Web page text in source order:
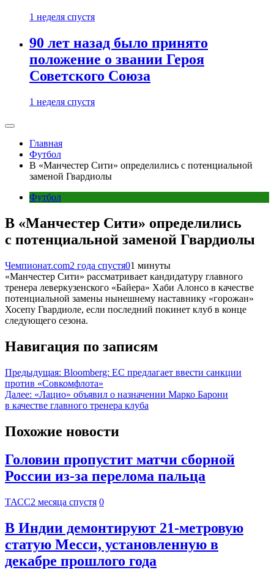
1 неделя спустя
90 лет назад было принято
положение о звании Героя
Советского Союза
1 неделя спустя
Главная
Футбол
В «Манчестер Сити» определились с потенциальной
заменой Гвардиолы
Футбол
В «Манчестер Сити» определились
с потенциальной заменой Гвардиолы
Чемпионат.com2 года спустя01 минуты
«Манчестер Сити» рассматривает кандидатуру главного
тренера леверкузенского «Байера» Хаби Алонсо в качестве
потенциальной замены нынешнему наставнику «горожан»
Хосепу Гвардиоле, если последний покинет клуб в конце
следующего сезона.
Навигация по записям
Предыдущая: Bloomberg: ЕС предлагает ввести санкции
против «Совкомфлота»
Далее: «Лацио» объявил о назначении Марко Барони
в качестве главного тренера клуба
Похожие новости
Головин пропустит матчи сборной
России из-за перелома пальца
ТАСС2 месяца спустя 0
В Индии демонтируют 21-метровую
статую Месси, установленную в
декабре прошлого года